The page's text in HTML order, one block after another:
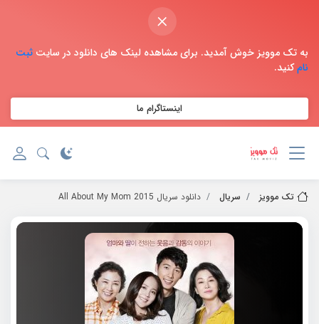
×
به تک موویز خوش آمدید. برای مشاهده لینک های دانلود در سایت ثبت
نامکنید.
اینستاگرام ما
تک موویز سریال دانلود سریال 2015 All About My Mom